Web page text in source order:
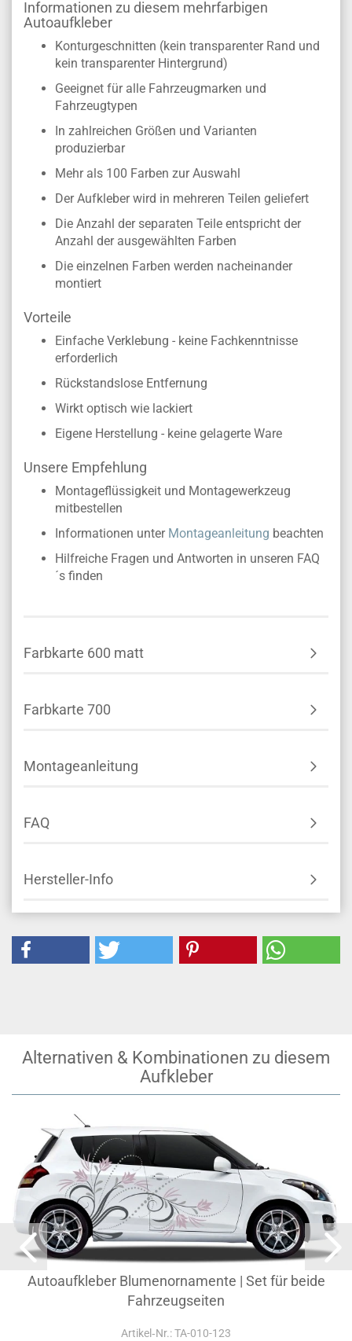
Informationen zu diesem mehrfarbigen
Autoaufkleber
Konturgeschnitten (kein transparenter Rand und
kein transparenter Hintergrund)
Geeignet für alle Fahrzeugmarken und
Fahrzeugtypen
In zahlreichen Größen und Varianten
produzierbar
Mehr als 100 Farben zur Auswahl
Der Aufkleber wird in mehreren Teilen geliefert
Die Anzahl der separaten Teile entspricht der
Anzahl der ausgewählten Farben
Die einzelnen Farben werden nacheinander
montiert
Vorteile
Einfache Verklebung - keine Fachkenntnisse
erforderlich
Rückstandslose Entfernung
Wirkt optisch wie lackiert
Eigene Herstellung - keine gelagerte Ware
Unsere Empfehlung
Montageflüssigkeit und Montagewerkzeug
mitbestellen
Informationen unter Montageanleitung beachten
Hilfreiche Fragen und Antworten in unseren FAQ
´s finden
Farbkarte 600 matt
Farbkarte 700
Montageanleitung
FAQ
Hersteller-Info
Alternativen & Kombinationen zu diesem
Aufkleber
Autoaufkleber Blumenornamente | Set für beide
Fahrzeugseiten
Artikel‑Nr.: TA-010-123